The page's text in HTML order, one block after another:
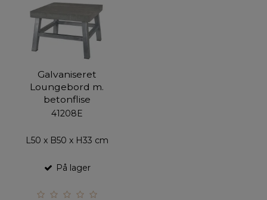
Galvaniseret
Loungebord m.
betonflise
41208E
L50 x B50 x H33 cm
På lager